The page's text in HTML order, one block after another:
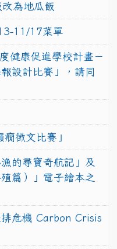
為地瓜飯
11/17菜單
健康促進學校計畫－
設計比賽」，請同
徵文比賽」
的尋寶奇航記」及
篇）」電子繪本之
危機 Carbon Crisis